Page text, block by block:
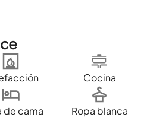
Cocina
de cama
Ropa blanca